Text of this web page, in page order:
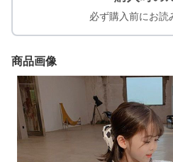
必ず購入前にお読
商品画像